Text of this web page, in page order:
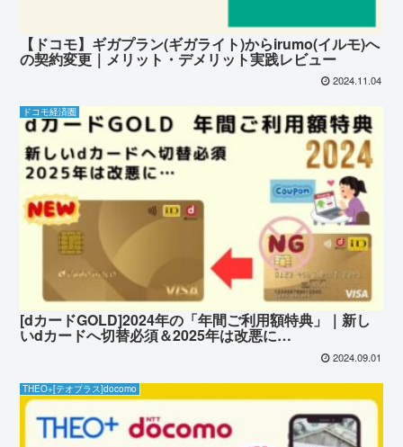
【ドコモ】ギガプラン(ギガライト)からirumo(イルモ)へ
の契約変更｜メリット・デメリット実践レビュー
2024.11.04
ドコモ経済圏
[dカードGOLD]2024年の「年間ご利用額特典」｜新し
いdカードへ切替必須＆2025年は改悪に…
2024.09.01
THEO+[テオプラス]docomo